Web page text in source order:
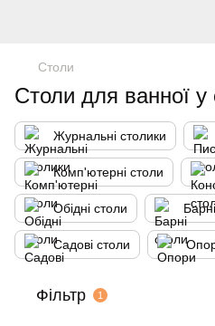
Столи
Столи для ванної у
Журнальні столики
Комп'ютерні столи
Обідні столи
Садові столи
Фільтр 1